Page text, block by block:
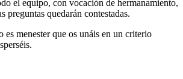
el equipo, con vocación de hermanamiento,
preguntas quedarán contestadas.
es menester que os unáis en un criterio